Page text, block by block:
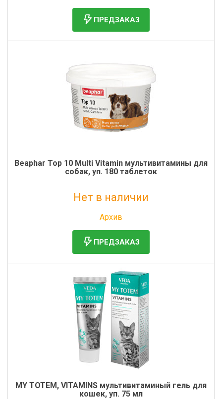
ПРЕДЗАКАЗ
Beaphar Тор 10 Multi Vitamin мультивитамины для
собак, уп. 180 таблеток
Нет в наличии
Архив
ПРЕДЗАКАЗ
MY TOTEM, VITAMINS мультивитаминый гель для
кошек, уп. 75 мл